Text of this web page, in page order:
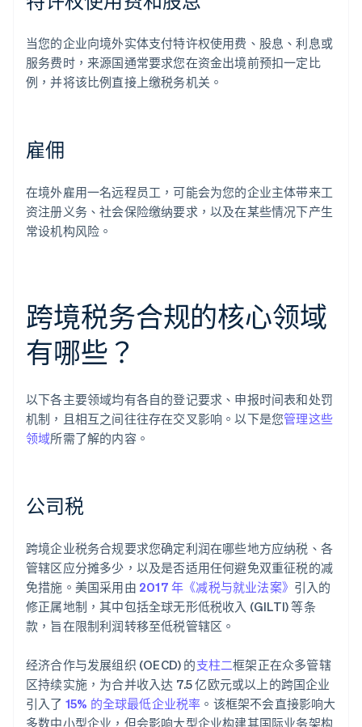
当您的企业向境外实体支付特许权使用费、股息、利息或
服务费时，来源国通常要求您在资金出境前预扣一定比
例，并将该比例直接上缴税务机关。
雇佣
在境外雇用一名远程员工，可能会为您的企业主体带来工
资注册义务、社会保险缴纳要求，以及在某些情况下产生
常设机构风险。
跨境税务合规的核心领域
有哪些？
以下各主要领域均有各自的登记要求、申报时间表和处罚
机制，且相互之间往往存在交叉影响。以下是您管理这些
领域所需了解的内容。
公司税
跨境企业税务合规要求您确定利润在哪些地方应纳税、各
管辖区应分摊多少，以及是否适用任何避免双重征税的减
免措施。美国采用由 2017 年《减税与就业法案》 引入的
修正属地制，其中包括全球无形低税收入 (GILTI) 等条
款，旨在限制利润转移至低税管辖区。
经济合作与发展组织 (OECD) 的支柱二框架正在众多管辖
区持续实施，为合并收入达 7.5 亿欧元或以上的跨国企业
引入了 15% 的全球最低企业税率 。该框架不会直接影响大
多数中小型企业，但会影响大型企业构建其国际业务架构